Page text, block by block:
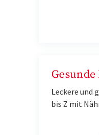
Gesunde
Leckere und
bis Z mit